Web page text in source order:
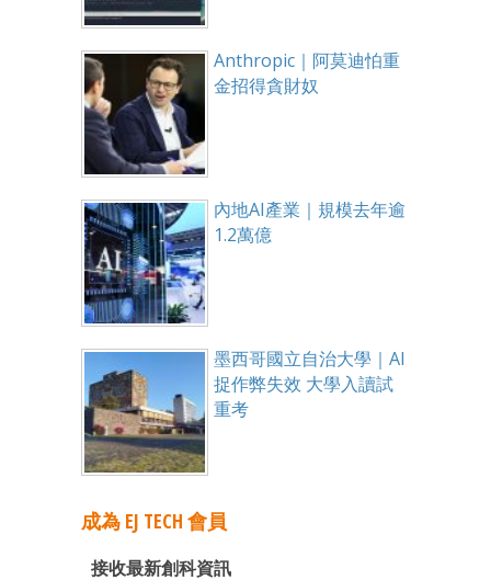
Anthropic｜阿莫迪怕重
金招得貪財奴
內地AI產業｜規模去年逾
1.2萬億
墨西哥國立自治大學｜AI
捉作弊失效 大學入讀試
重考
成為 EJ TECH 會員
接收最新創科資訊